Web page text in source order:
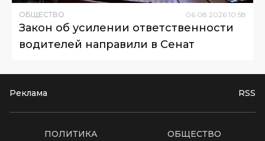
ОБЩЕСТВО 06 08 2026 10:58
Закон об усилении ответственности
водителей направили в Сенат
Реклама RSS
ПОЛИТИКА
ОБЩЕСТВО